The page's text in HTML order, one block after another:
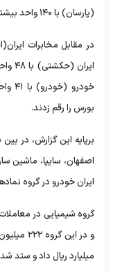
(پارسان) با ۱۴۰ واحد بیشترین تأثیر مثبت را بر شاخص کل داشتند.
بورس را رقم زدند.
برپایه این گزارش، در
اصفهان، سایپا، ماشین
ایران خودرو در گروه
گروه شیمیایی در
میلیارد ریال داد و ستد